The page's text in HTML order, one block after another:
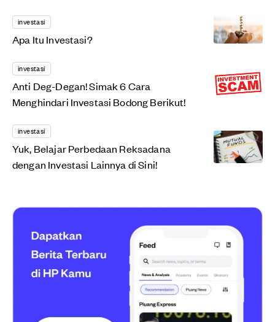
investasi
Apa Itu Investasi?
investasi
Anti Deg-Degan! Simak 6 Cara
Menghindari Investasi Bodong Berikut!
investasi
Yuk, Belajar Perbedaan Reksadana
dengan Investasi Lainnya di Sini!